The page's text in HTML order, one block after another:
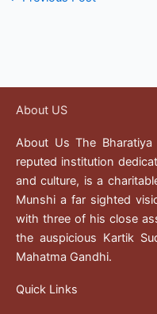
About US
About Us The
reputed institution
and culture, is a
Munshi a far sighted
with three of his close
the auspicious Kartik
Mahatma Gandhi.
Quick Links